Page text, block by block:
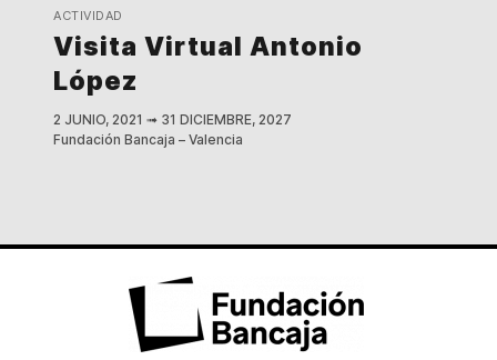
ACTIVIDAD
Visita Virtual Antonio
López
2 JUNIO, 2021 ➟ 31 DICIEMBRE, 2027
Fundación Bancaja – Valencia